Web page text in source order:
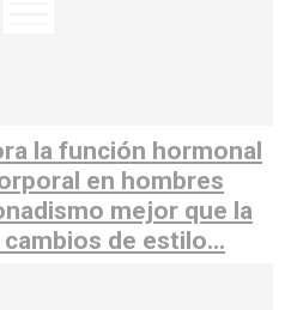
la función hormonal
en hombres
mejor que la
de estilo...